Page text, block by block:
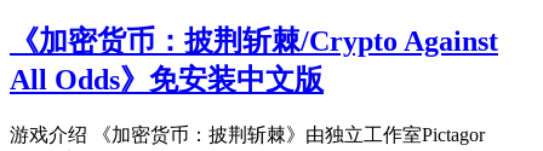
《加密货币：披荆斩棘/Crypto Against
All Odds》免安装中文版
游戏介绍 《加密货币：披荆斩棘》由独立工作室Pictagor